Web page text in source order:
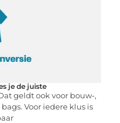
je de juiste
geldt ook voor bouw-,
Voor iedere klus is